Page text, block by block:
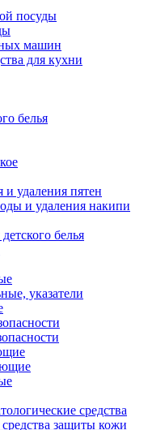
посуды
машин
для кухни
белья
и удаления пятен
и удаления накипи
белья
указатели
средства
защиты кожи